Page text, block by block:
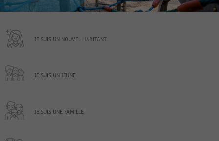
JE SUIS UN NOUVEL HABITANT
JE SUIS UN JEUNE
JE SUIS UNE FAMILLE